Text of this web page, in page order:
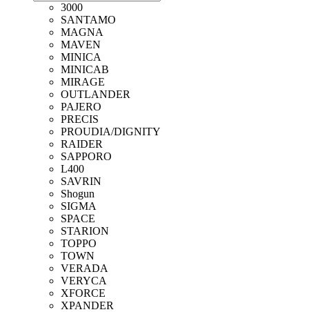
3000
SANTAMO
MAGNA
MAVEN
MINICA
MINICAB
MIRAGE
OUTLANDER
PAJERO
PRECIS
PROUDIA/DIGNITY
RAIDER
SAPPORO
L400
SAVRIN
Shogun
SIGMA
SPACE
STARION
TOPPO
TOWN
VERADA
VERYCA
XFORCE
XPANDER